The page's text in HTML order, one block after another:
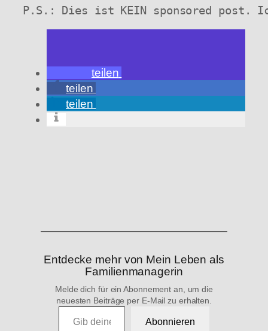
P.S.: Dies ist KEIN sponsored post.
teilen
teilen
teilen
Entdecke mehr von Mein Leben als
Familienmanagerin
Melde dich für ein Abonnement an, um die
neuesten Beiträge per E-Mail zu erhalten.
Gib deine E-Mail-Adresse ein …
Abonnieren